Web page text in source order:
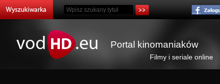
Portal kinomaniaków
Filmy i seriale online